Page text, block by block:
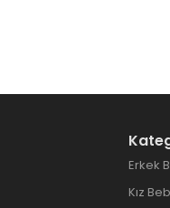
Erkek
Kız